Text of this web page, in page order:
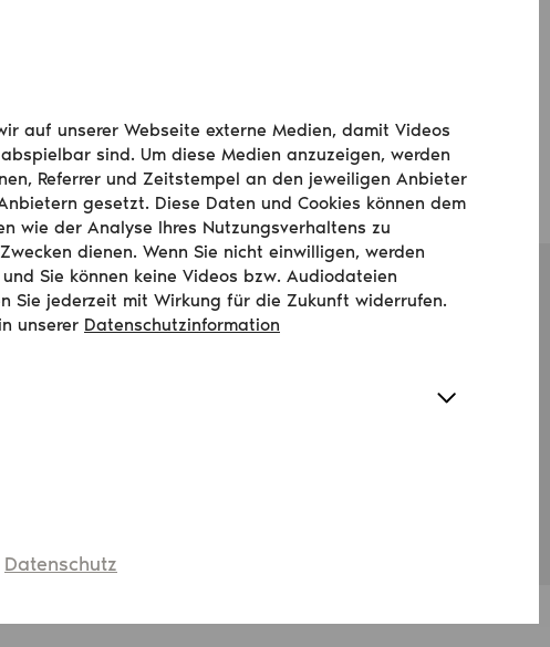
auf unserer Webseite externe Medien, damit Videos
sind. Um diese Medien anzuzeigen, werden
Referrer und Zeitstempel an den jeweiligen Anbieter
gesetzt. Diese Daten und Cookies können dem
wie der Analyse Ihres Nutzungsverhaltens zu
dienen. Wenn Sie nicht einwilligen, werden
Sie können keine Videos bzw. Audiodateien
Sie jederzeit mit Wirkung für die Zukunft widerrufen.
unserer Datenschutzinformation
Datenschutz
Consent Manager